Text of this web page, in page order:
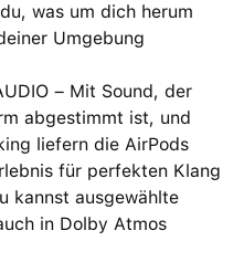
was um dich herum
Umgebung
– Mit Sound, der
abgestimmt ist, und
liefern die AirPods
für perfekten Klang
kannst ausgewählte
in Dolby Atmos